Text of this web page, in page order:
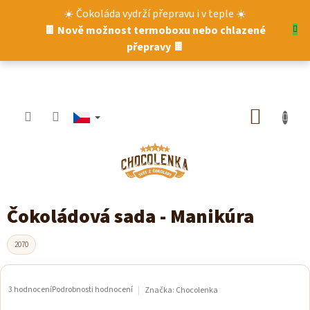
☀️ Čokoláda vydrží přepravu i v teple ☀️
🍫 Nově možnost termoboxu nebo chlazené
přepravy 🍫
Čokoládová sada - Manikúra
2070
Průměrné
3 hodnoceníPodrobnosti hodnocení Značka: Chocolenka